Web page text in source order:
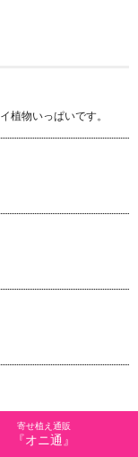
植物いっぱいです。
寄せ植え通販
『オニ通』